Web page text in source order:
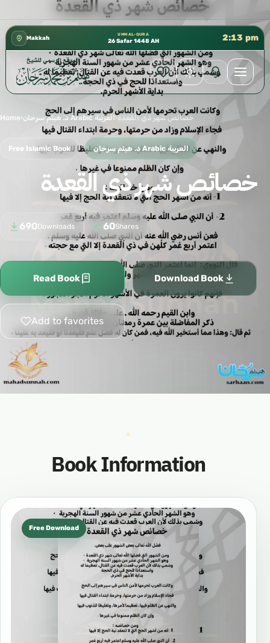
كتب الشيخ هيثم سرحان حفظه الله متوفرة مجانًا في ✦
Makkah
UMM AL-QURA
26 Safar 1448 AH 2:13 pm
Home› د. هيثم سرحان Arabic العربية ›خصائص شهر ذي القعدة
Free Islamic Book د. هيثم سرحان Arabic العربية
خصائص شهر ذي القعدة
690Downloads 60Shares
Read Book Download Book
Add to favorites
Book Information
Free Download